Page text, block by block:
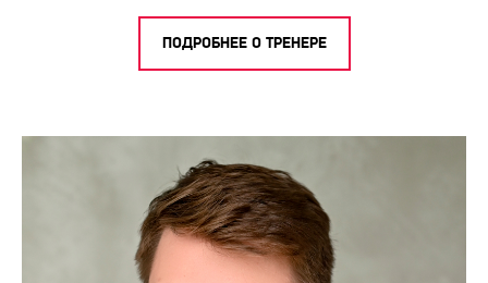
ПОДРОБНЕЕ О ТРЕНЕРЕ